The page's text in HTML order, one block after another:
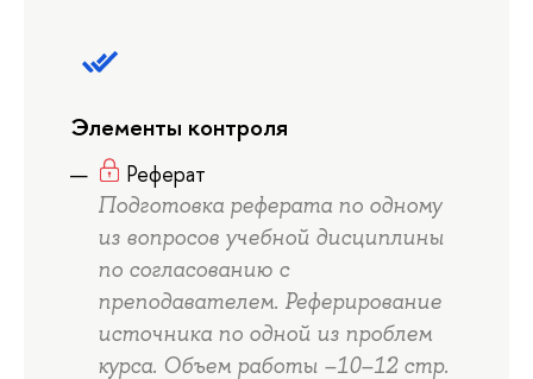
Элементы контроля
Реферат
Подготовка реферата по одному
из вопросов учебной дисциплины
по согласованию с
преподавателем. Реферирование
источника по одной из проблем
курса. Объем работы –10–12 стр.